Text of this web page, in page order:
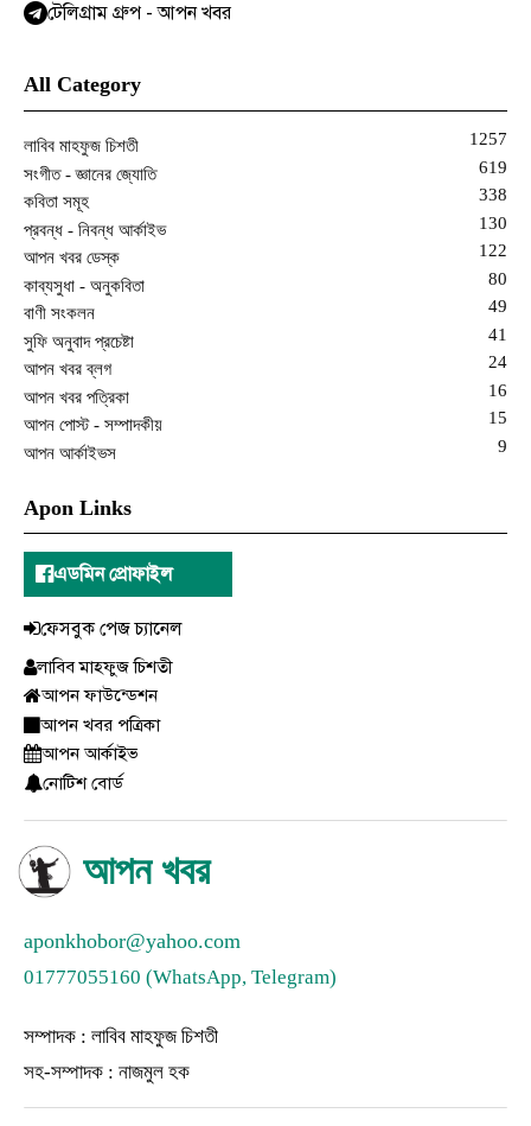
টেলিগ্রাম গ্রুপ - আপন খবর
All Category
লাবিব মাহফুজ চিশতী
1257
সংগীত - জ্ঞানের জ্যোতি
619
কবিতা সমূহ
338
প্রবন্ধ - নিবন্ধ আর্কাইভ
130
আপন খবর ডেস্ক
122
কাব্যসুধা - অনুকবিতা
80
বাণী সংকলন
49
সুফি অনুবাদ প্রচেষ্টা
41
আপন খবর ব্লগ
24
আপন খবর পত্রিকা
16
আপন পোস্ট - সম্পাদকীয়
15
আপন আর্কাইভস
9
Apon Links
এডমিন প্রোফাইল
ফেসবুক পেজ চ্যানেল
লাবিব মাহফুজ চিশতী
আপন ফাউন্ডেশন
আপন খবর পত্রিকা
আপন আর্কাইভ
নোটিশ বোর্ড
আপন খবর
aponkhobor@yahoo.com
01777055160 (WhatsApp, Telegram)
সম্পাদক : লাবিব মাহফুজ চিশতী
সহ-সম্পাদক : নাজমুল হক